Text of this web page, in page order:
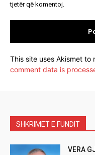
tjetër që komentoj.
This site uses Akismet to
comment data is
SHKRIMET E FUNDIT
VERA